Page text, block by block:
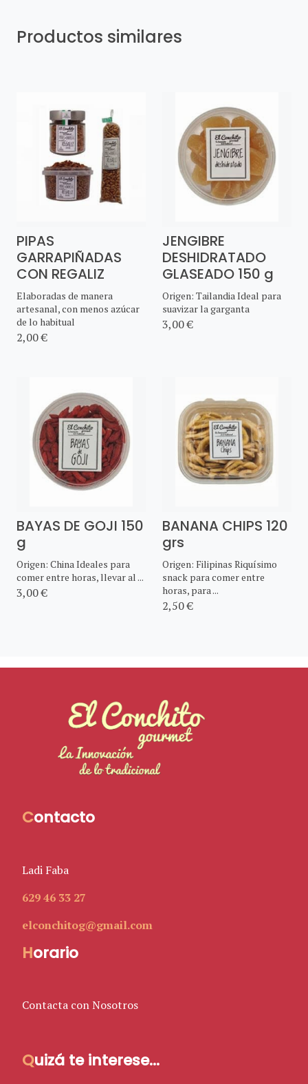
Productos similares
PIPAS
GARRAPIÑADAS
CON REGALIZ
Elaboradas de manera
artesanal, con menos azúcar
de lo habitual
2,00 €
JENGIBRE
DESHIDRATADO
GLASEADO 150 g
Origen: Tailandia Ideal para
suavizar la garganta
3,00 €
BAYAS DE GOJI 150
g
Origen: China Ideales para
comer entre horas, llevar al ...
3,00 €
BANANA CHIPS 120
grs
Origen: Filipinas Riquísimo
snack para comer entre
horas, para ...
2,50 €
Contacto
Ladi Faba
629 46 33 27
elconchitog@gmail.com
Horario
Contacta con Nosotros
Quizá te interese...